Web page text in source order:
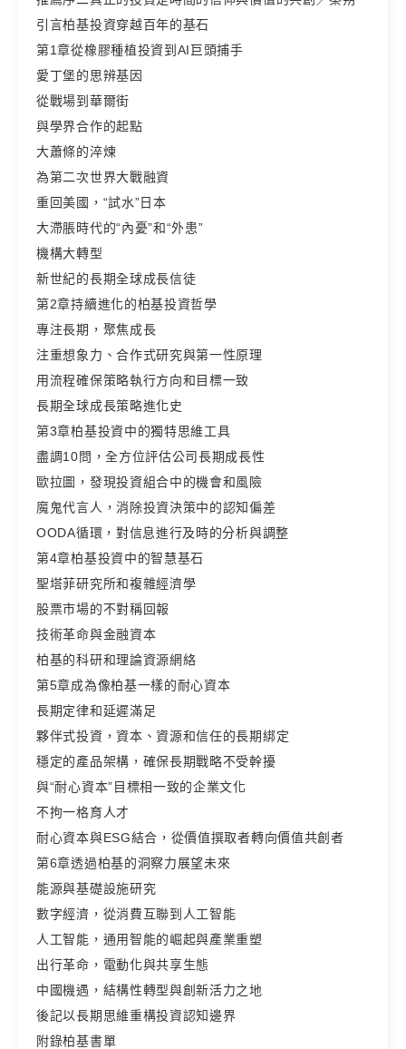
引言柏基投資穿越百年的基石
第1章從橡膠種植投資到AI巨頭捕手
愛丁堡的思辨基因
從戰場到華爾街
與學界合作的起點
大蕭條的淬煉
為第二次世界大戰融資
重回美國，“試水”日本
大滯脹時代的“內憂”和“外患”
機構大轉型
新世紀的長期全球成長信徒
第2章持續進化的柏基投資哲學
專注長期，聚焦成長
注重想象力、合作式研究與第一性原理
用流程確保策略執行方向和目標一致
長期全球成長策略進化史
第3章柏基投資中的獨特思維工具
盡調10問，全方位評估公司長期成長性
歐拉圖，發現投資組合中的機會和風險
魔鬼代言人，消除投資決策中的認知偏差
OODA循環，對信息進行及時的分析與調整
第4章柏基投資中的智慧基石
聖塔菲研究所和複雜經濟學
股票市場的不對稱回報
技術革命與金融資本
柏基的科研和理論資源網絡
第5章成為像柏基一樣的耐心資本
長期定律和延遲滿足
夥伴式投資，資本、資源和信任的長期綁定
穩定的產品架構，確保長期戰略不受幹擾
與“耐心資本”目標相一致的企業文化
不拘一格育人才
耐心資本與ESG結合，從價值撰取者轉向價值共創者
第6章透過柏基的洞察力展望未來
能源與基礎設施研究
數字經濟，從消費互聯到人工智能
人工智能，通用智能的崛起與產業重塑
出行革命，電動化與共享生態
中國機遇，結構性轉型與創新活力之地
後記以長期思維重構投資認知邊界
附錄柏基書單